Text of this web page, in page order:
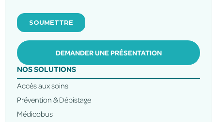
DEMANDER UNE PRÉSENTATION
NOS SOLUTIONS
Accès aux soins
Prévention & Dépistage
Médicobus